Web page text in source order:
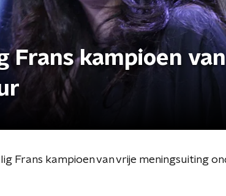
Frans kampioen
Frans kampioen van vrije meningsuiting